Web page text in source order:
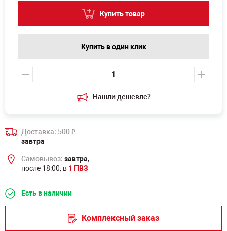
Нашли дешевле?
Купить товар
Купить в один клик
Доставка: 500₽
завтра
Самовывоз: завтра,
после 18:00, в 1 ПВЗ
Есть в наличии
Комплексный заказ